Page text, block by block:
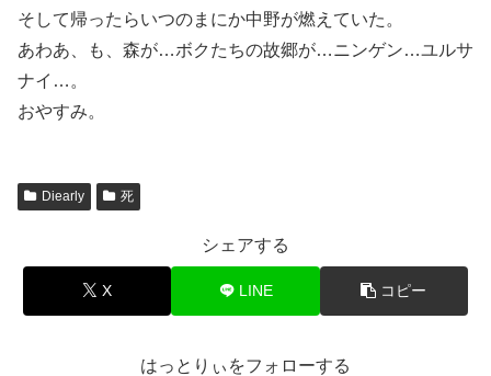
そして帰ったらいつのまにか中野が燃えていた。
あわあ、も、森が…ボクたちの故郷が…ニンゲン…ユルサ
ナイ…。
おやすみ。
Diearly 死
シェアする
X LINE コピー
はっとりぃをフォローする